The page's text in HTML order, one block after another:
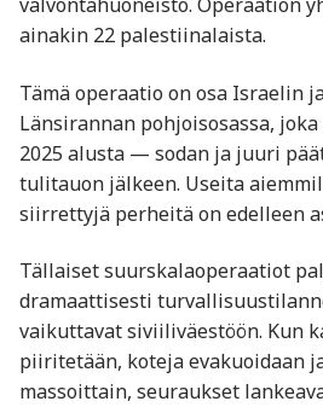
ainakin 22 palestiinalaista.
Tämä operaatio on osa Israelin
Länsirannan pohjoisosassa,
2025 alusta — sodan ja juuri
tulitauon jälkeen. Useita
siirrettyjä perheitä on edelleen
Tällaiset suurskalaoperaatiot
dramaattisesti
vaikuttavat siviiliväestöön. Kun
piiritetään, koteja evakuoidaan
massoittain, seuraukset